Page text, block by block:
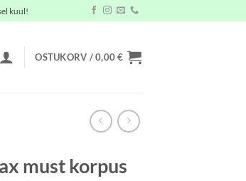
kuul!
OSTUKORV /0,00€
must korpus